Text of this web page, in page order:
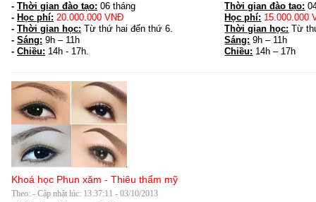
- Thời gian đào tạo: 06 tháng
- Học phí: 20.000.000 VNĐ
- Thời gian học: Từ thứ hai đến thứ 6.
- Sáng: 9h – 11h
- Chiều: 14h - 17h.
Thời gian đào tạo:
Học phí: 15.000.000
Thời gian học: Từ
Sáng: 9h – 11h
Chiều: 14h – 17h
Khoá học Phun xăm - Thiêu thẩm mỹ
Theo: - Cập nhật lúc: 13:37:11 - 03/10/2013